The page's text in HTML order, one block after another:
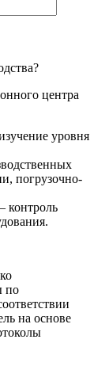
центра
уровня
погрузочно-
контроль
по
на основе